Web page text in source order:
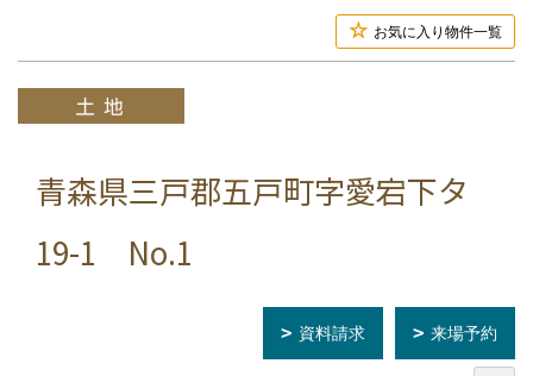
お気に入り物件一覧
青森県三戸郡五戸町字愛宕下タ
19-1 No.1
資料請求 来場予約